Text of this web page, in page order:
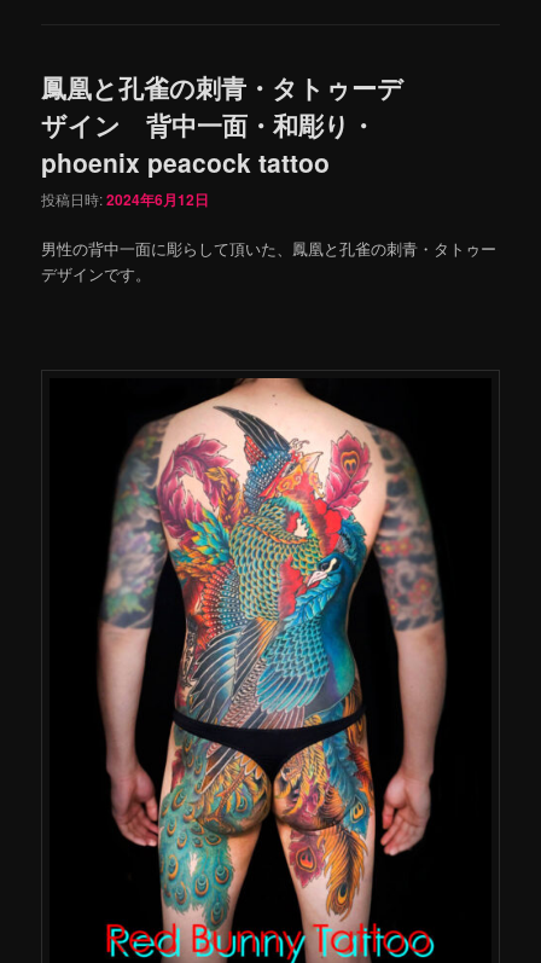
鳳凰と孔雀の刺青・タトゥーデ
ザイン 背中一面・和彫り・
phoenix peacock tattoo
投稿日時:2024年6月12日
男性の背中一面に彫らして頂いた、鳳凰と孔雀の刺青・タトゥー
デザインです。